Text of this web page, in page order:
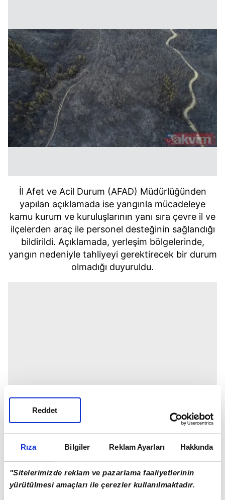
Rıza Bilgiler Reklam Ayarları Hakkında
"Sitelerimizde reklam ve pazarlama faaliyetlerinin
yürütülmesi amaçları ile çerezler kullanılmaktadır.
Reddet
İl Afet ve Acil Durum (AFAD) Müdürlüğünden
yapılan açıklamada ise yangınla mücadeleye
kamu kurum ve kuruluşlarının yanı sıra çevre il ve
ilçelerden araç ile personel desteğinin sağlandığı
bildirildi. Açıklamada, yerleşim bölgelerinde,
yangın nedeniyle tahliyeyi gerektirecek bir durum
olmadığı duyuruldu.